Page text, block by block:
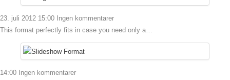
23. juli 2012 15:00 Ingen kommentarer
This format perfectly fits in case you need only a…
14:00 Ingen kommentarer